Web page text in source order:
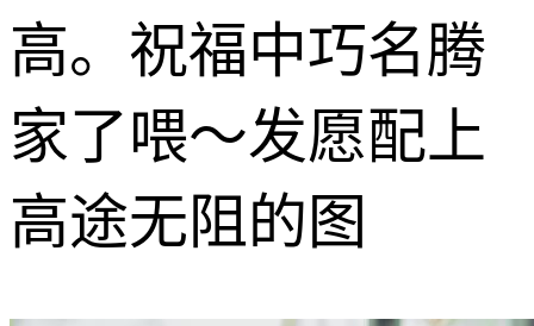
高。祝福中巧名腾
家了喂～发愿配上
高途无阻的图